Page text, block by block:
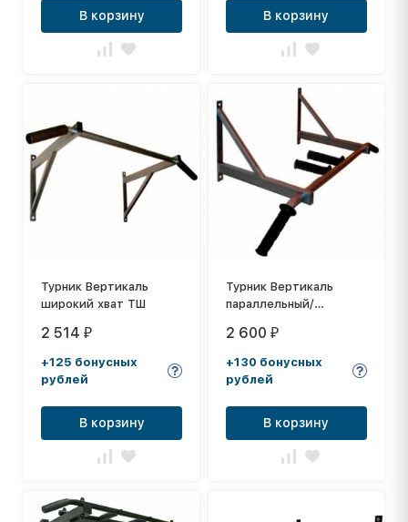
В корзину В корзину
Турник Вертикаль
широкий хват ТШ
2 514₽
+125 бонусных
рублей
В корзину
Турник Вертикаль
параллельный/
2 600₽
+130 бонусных
рублей
В корзину